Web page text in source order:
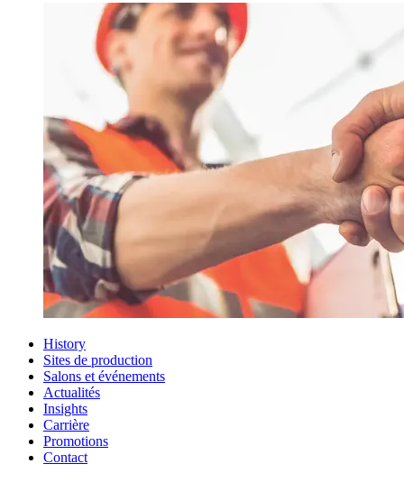
History
Sites de production
Salons et événements
Actualités
Insights
Carrière
Promotions
Contact